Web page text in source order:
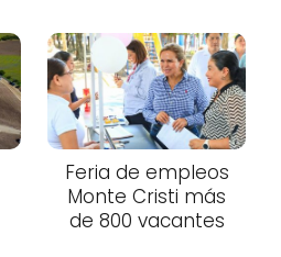
Feria de empleos
Monte Cristi más
de 800 vacantes